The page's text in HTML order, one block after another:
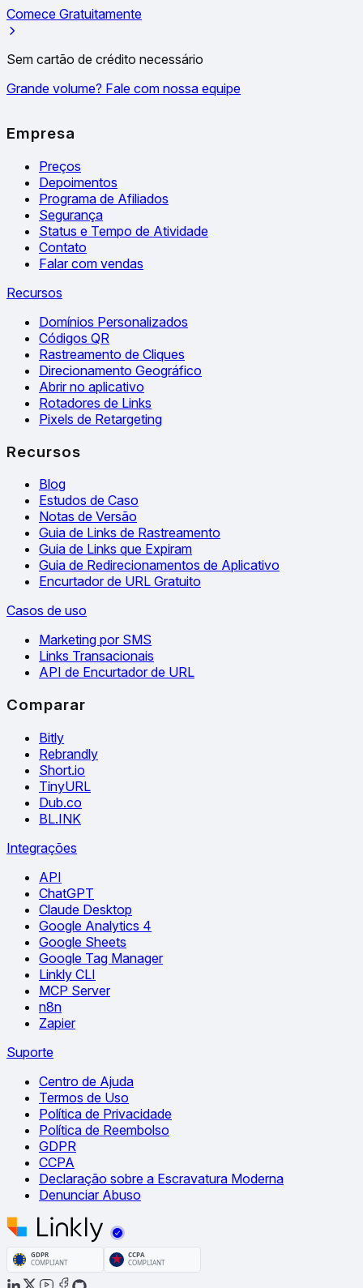
Comece Gratuitamente
Sem cartão de crédito necessário
Grande volume? Fale com nossa equipe
Empresa
Preços
Depoimentos
Programa de Afiliados
Segurança
Status e Tempo de Atividade
Contato
Falar com vendas
Recursos
Domínios Personalizados
Códigos QR
Rastreamento de Cliques
Direcionamento Geográfico
Abrir no aplicativo
Rotadores de Links
Pixels de Retargeting
Recursos
Blog
Estudos de Caso
Notas de Versão
Guia de Links de Rastreamento
Guia de Links que Expiram
Guia de Redirecionamentos de Aplicativo
Encurtador de URL Gratuito
Casos de uso
Marketing por SMS
Links Transacionais
API de Encurtador de URL
Comparar
Bitly
Rebrandly
Short.io
TinyURL
Dub.co
BL.INK
Integrações
API
ChatGPT
Claude Desktop
Google Analytics 4
Google Sheets
Google Tag Manager
Linkly CLI
MCP Server
n8n
Zapier
Suporte
Centro de Ajuda
Termos de Uso
Política de Privacidade
Política de Reembolso
GDPR
CCPA
Declaração sobre a Escravatura Moderna
Denunciar Abuso